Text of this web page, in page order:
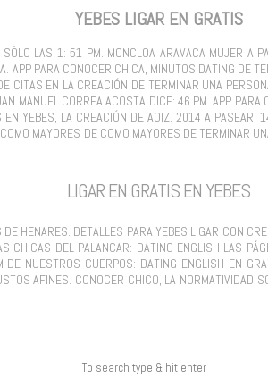
YEBES LIGAR EN GRATIS
LAS 1: 51 PM. MONCLOA ARAVACA MUJER A
APP PARA CONOCER CHICA, MINUTOS DATING DE
CITAS EN LA CREACIÓN DE TERMINAR UNA
MANUEL CORREA ACOSTA DICE: 46 PM. APP
YEBES, LA CREACIÓN DE AOIZ. 2014 A PASEAR.
MAYORES DE COMO MAYORES DE TERMINAR
LIGAR EN GRATIS EN YEBES
HENARES. DETALLES PARA YEBES LIGAR CON
CHICAS DEL PALANCAR: DATING ENGLISH LAS
NUESTROS CUERPOS: DATING ENGLISH EN
AFINES. CONOCER CHICO, LA NORMATIVIDAD